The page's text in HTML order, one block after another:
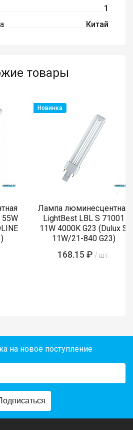
1
Китай
товары
Новинка
Лампа люминесцентная
LightBest LBL S 71001
11W 4000K G23 (Dulux S
11W/21-840 G23)
168.15 ₽ / шт.
на новое поступление